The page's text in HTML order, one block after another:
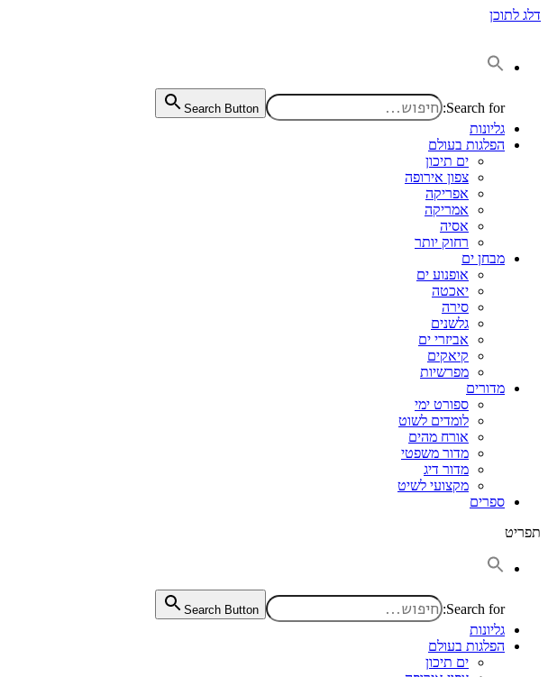
דלג לתוכן
Search for:
Search Button
גליונות
הפלגות בעולם
ים תיכון
צפון אירופה
אפריקה
אמריקה
אסיה
רחוק יותר
מבחן ים
אופנוע ים
יאכטה
סירה
גלשנים
אביזרי ים
קיאקים
מפרשיות
מדורים
ספורט ימי
לומדים לשוט
אורח מהים
מדור משפטי
מדור דיג
מקצועי לשיט
ספרים
תפריט
Search for:
Search Button
גליונות
הפלגות בעולם
ים תיכון